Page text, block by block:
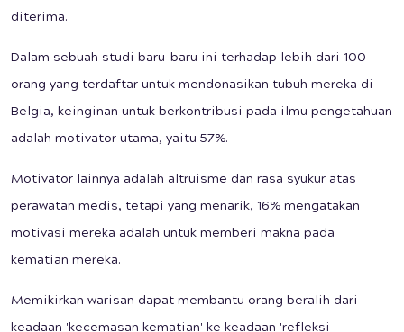
diterima.
Dalam sebuah studi baru-baru ini terhadap lebih dari 100
orang yang terdaftar untuk mendonasikan tubuh mereka di
Belgia, keinginan untuk berkontribusi pada ilmu pengetahuan
adalah motivator utama, yaitu 57%.
Motivator lainnya adalah altruisme dan rasa syukur atas
perawatan medis, tetapi yang menarik, 16% mengatakan
motivasi mereka adalah untuk memberi makna pada
kematian mereka.
Memikirkan warisan dapat membantu orang beralih dari
keadaan 'kecemasan kematian' ke keadaan 'refleksi